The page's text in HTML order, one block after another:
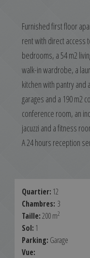
Furnished first floor
rent with direct access
bedrooms, a 54 m2
walk-in wardrobe, a
kitchen with pantry and
garages and a 190 m2
conference room, an
jacuzzi and a fitness
A 24 hours reception
Quartier: 12
Chambres: 3
Taille:200 m2
Sol: 1
Parking: Garage
Vue: